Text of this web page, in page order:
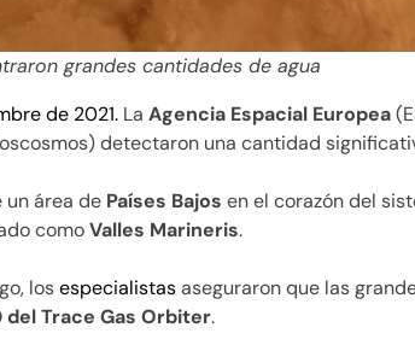
grandes cantidades de agua
de 2021. La Agencia Espacial Europea
detectaron una cantidad
un área de Países Bajos en el corazón del
comoValles Marineris.
losespecialistasaseguraron que las
del Trace Gas Orbiter.